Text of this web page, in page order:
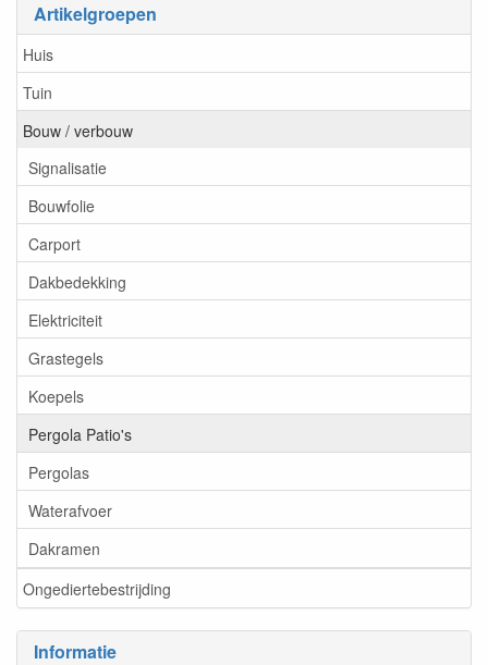
Artikelgroepen
Huis
Tuin
Bouw / verbouw
Signalisatie
Bouwfolie
Carport
Dakbedekking
Elektriciteit
Grastegels
Koepels
Pergola Patio's
Pergolas
Waterafvoer
Dakramen
Ongediertebestrijding
Informatie